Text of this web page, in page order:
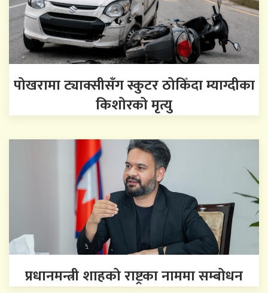
पोखरामा ट्याक्सीसँग स्कुटर ठोकिँदा म्याग्दीका
किशोरको मृत्यु
प्रधानमन्त्री शाहको राष्ट्रका नाममा सम्बोधन